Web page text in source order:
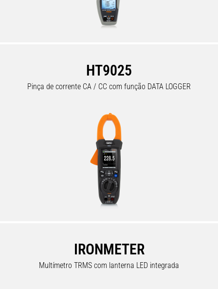
HT9025
Pinça de corrente CA / CC com função DATA LOGGER
IRONMETER
Multímetro TRMS com lanterna LED integrada